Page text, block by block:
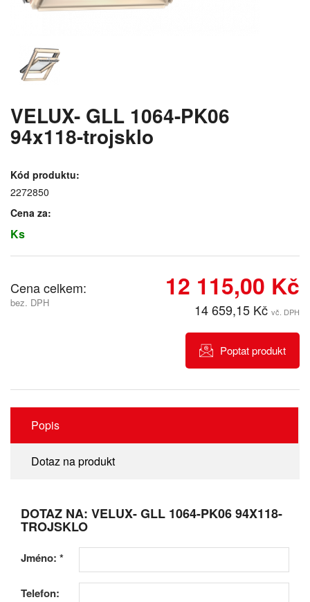
VELUX- GLL 1064-PK06
94x118-trojsklo
Kód produktu:
2272850
Cena za:
Ks
Cena celkem:
bez. DPH
12 115,00 Kč
14 659,15 Kč vč. DPH
Poptat produkt
Popis
Dotaz na produkt
DOTAZ NA: VELUX- GLL 1064-PK06 94X118-
TROJSKLO
Jméno: *
Telefon: